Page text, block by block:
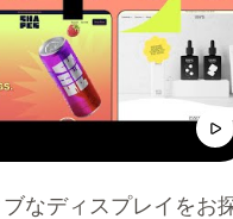
なディスプレイをお